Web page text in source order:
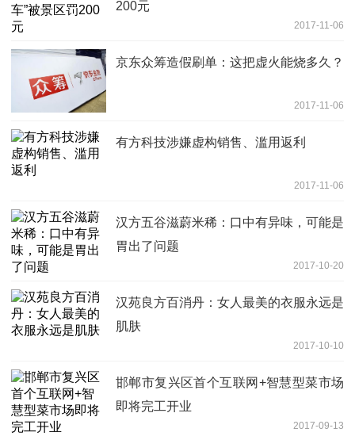
200元
2017-11-06
京东众筹造假刷单：这把虚火能烧多久？
2017-11-06
有方科技涉嫌虚构销售、滥用返利
2017-11-06
汉方五谷滋蔚米稀：口中有异味，可能是
胃出了问题
2017-10-20
汉苑良方百消丹：女人最美的衣服永远是
肌肤
2017-10-10
邯郸市复兴区首个互联网+智慧型菜市场
即将完工开业
2017-09-13